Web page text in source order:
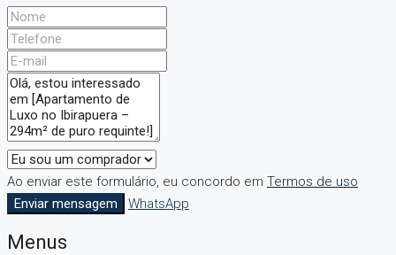
Ao enviar este formulário, eu concordo em Termos de uso
Enviar mensagem
WhatsApp
Menus